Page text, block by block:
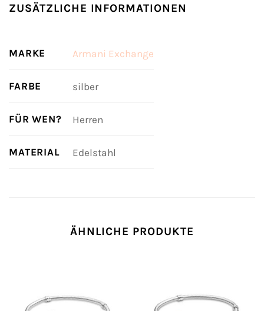
ZUSÄTZLICHE INFORMATIONEN
MARKE Armani Exchange
FARBE silber
FÜR WEN? Herren
MATERIAL Edelstahl
ÄHNLICHE PRODUKTE